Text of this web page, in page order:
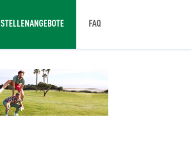
STELLENANGEBOTE FAQ